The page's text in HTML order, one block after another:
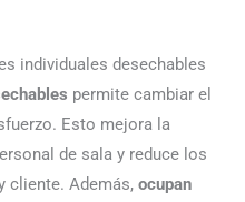
individuales desechables
permite cambiar el
Esto mejora la
de sala y reduce los
cliente. Además, ocupan